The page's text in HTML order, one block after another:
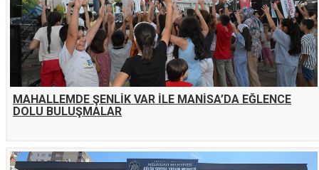
MAHALLEMDE ŞENLİK VAR İLE MANİSA’DA EĞLENCE
DOLU BULUŞMALAR